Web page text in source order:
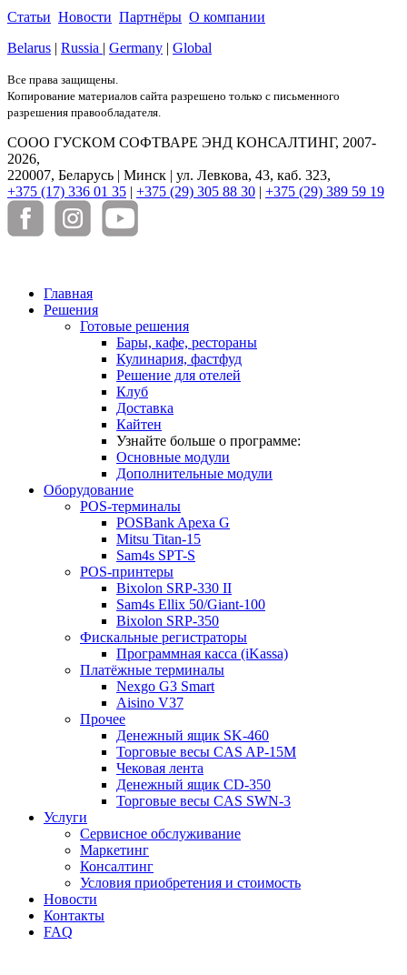
Статьи Новости Партнёры О компании
Belarus | Russia | Germany | Global
Все права защищены.
Копирование материалов сайта разрешено только с письменного
разрешения правообладателя.
COOO ГУСКОМ СОФТВАРЕ ЭНД КОНСАЛТИНГ, 2007-
2026,
220007, Беларусь | Минск | ул. Левкова, 43, каб. 323,
+375 (17) 336 01 35 | +375 (29) 305 88 30 | +375 (29) 389 59 19
Главная
Решения
Готовые решения
Бары, кафе, рестораны
Кулинария, фастфуд
Решение для отелей
Клуб
Доставка
Кайтен
Узнайте больше о программе:
Основные модули
Дополнительные модули
Оборудование
POS-терминалы
POSBank Apexa G
Mitsu Titan-15
Sam4s SPT-S
POS-принтеры
Bixolon SRP-330 II
Sam4s Ellix 50/Giant-100
Bixolon SRP-350
Фискальные регистраторы
Программная касса (iKassa)
Платёжные терминалы
Nexgo G3 Smart
Aisino V37
Прочее
Денежный ящик SK-460
Торговые весы CAS AP-15M
Чековая лента
Денежный ящик CD-350
Торговые весы CAS SWN-3
Услуги
Сервисное обслуживание
Маркетинг
Консалтинг
Условия приобретения и стоимость
Новости
Контакты
FAQ